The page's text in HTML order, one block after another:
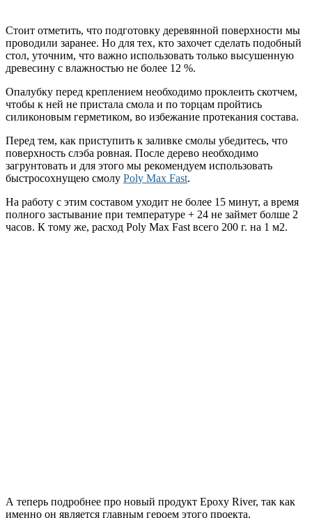
Стоит отметить, что подготовку деревянной поверхности мы
проводили заранее. Но для тех, кто захочет сделать подобный
стол, уточним, что важно использовать только высушенную
древесину с влажностью не более 12 %.
Опалубку перед креплением необходимо проклеить скотчем,
чтобы к ней не пристала смола и по торцам пройтись
силиконовым герметиком, во избежание протекания состава.
Перед тем, как приступить к заливке смолы убедитесь, что
поверхность слэба ровная. После дерево необходимо
загрунтовать и для этого мы рекомендуем использовать
быстросохнущею смолу Poly Max Fast.
На работу с этим составом уходит не более 15 минут, а время
полного застывание при температуре + 24 не займет болше 2
часов. К тому же, расход Poly Max Fast всего 200 г. на 1 м2.
А теперь подробнее про новый продукт Epoxy River, так как
именно он является главным героем этого проекта.